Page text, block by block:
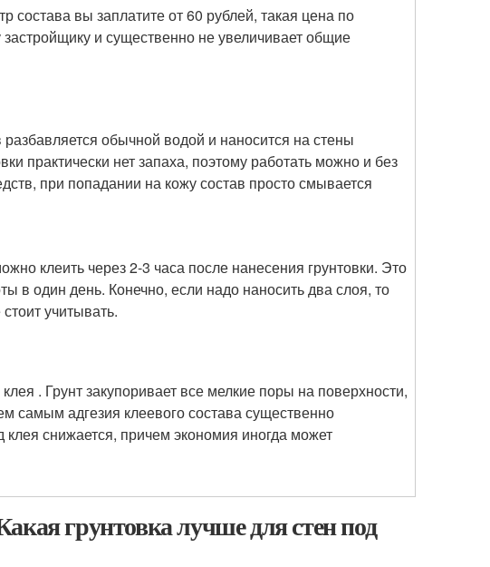
состава вы заплатите от 60 рублей, такая цена по
и существенно не увеличивает общие
обычной водой и наносится на стены
практически нет запаха, поэтому работать можно и без
при попадании на кожу состав просто смывается
клеить через 2-3 часа после нанесения грунтовки. Это
в один день. Конечно, если надо наносить два слоя, то
учитывать.
. Грунт закупоривает все мелкие поры на поверхности,
самым адгезия клеевого состава существенно
снижается, причем экономия иногда может
грунтовка лучше для стен под